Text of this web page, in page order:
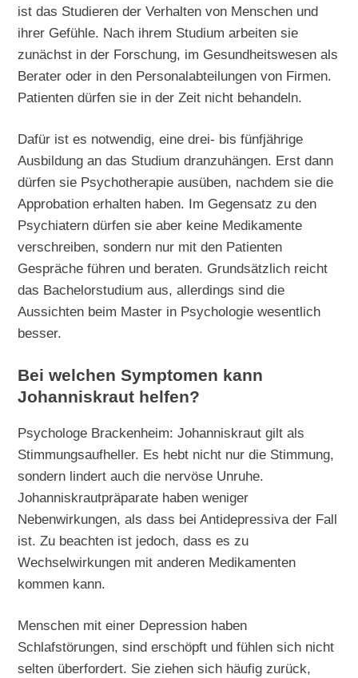
ist das Studieren der Verhalten von Menschen und
ihrer Gefühle. Nach ihrem Studium arbeiten sie
zunächst in der Forschung, im Gesundheitswesen als
Berater oder in den Personalabteilungen von Firmen.
Patienten dürfen sie in der Zeit nicht behandeln.
Dafür ist es notwendig, eine drei- bis fünfjährige
Ausbildung an das Studium dranzuhängen. Erst dann
dürfen sie Psychotherapie ausüben, nachdem sie die
Approbation erhalten haben. Im Gegensatz zu den
Psychiatern dürfen sie aber keine Medikamente
verschreiben, sondern nur mit den Patienten
Gespräche führen und beraten. Grundsätzlich reicht
das Bachelorstudium aus, allerdings sind die
Aussichten beim Master in Psychologie wesentlich
besser.
Bei welchen Symptomen kann
Johanniskraut helfen?
Psychologe Brackenheim: Johanniskraut gilt als
Stimmungsaufheller. Es hebt nicht nur die Stimmung,
sondern lindert auch die nervöse Unruhe.
Johanniskrautpräparate haben weniger
Nebenwirkungen, als dass bei Antidepressiva der Fall
ist. Zu beachten ist jedoch, dass es zu
Wechselwirkungen mit anderen Medikamenten
kommen kann.
Menschen mit einer Depression haben
Schlafstörungen, sind erschöpft und fühlen sich nicht
selten überfordert. Sie ziehen sich häufig zurück,